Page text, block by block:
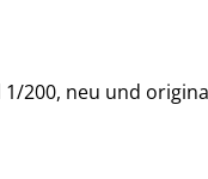
200, neu und